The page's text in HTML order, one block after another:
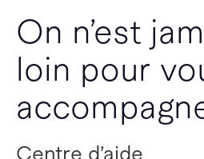
On n’est
loin pour
Centre d’aide